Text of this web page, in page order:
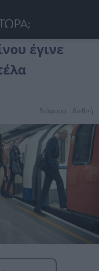
έγινε
διάφορα διεθνή